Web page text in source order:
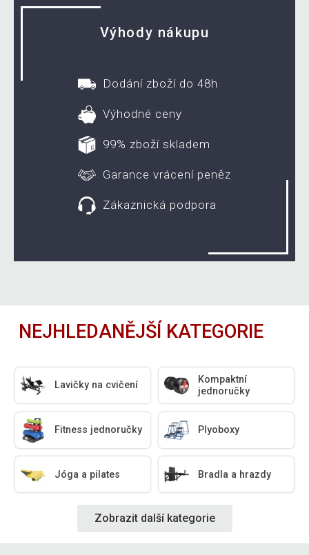
Výhody nákupu
Dodání zboží do 48h
Výhodné ceny
99% zboží skladem
Garance vrácení peněz
Zákaznická podpora
NEJHLEDANĚJŠÍ KATEGORIE
Lavičky na cvičení
Kompaktní
jednoručky
Fitness jednoručky Plyoboxy
Jóga a pilates Bradla a hrazdy
Zobrazit další kategorie